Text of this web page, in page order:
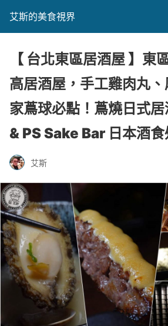
艾斯的美食視界
【 台北東區居酒屋 】東
高居酒屋，手工雞肉丸
家蔦球必點！蔦燒日式
& PS Sake Bar 日本酒食
艾斯